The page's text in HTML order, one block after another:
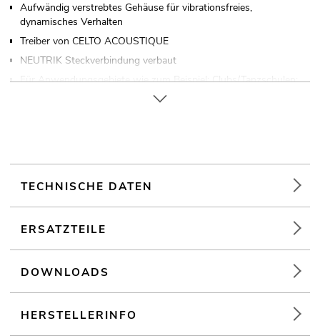
Aufwändig verstrebtes Gehäuse für vibrationsfreies,
dynamisches Verhalten
Treiber von CELTO ACOUSTIQUE
NEUTRIK Steckverbindung verbaut
Für Anwendungsgebiete wie zum Beispiel: Clubs/Tanzschulen;
Theater; Sportzentren/Fitnessstudios; Konzerte/FOH´s;
TECHNISCHE DATEN
ERSATZTEILE
DOWNLOADS
HERSTELLERINFO